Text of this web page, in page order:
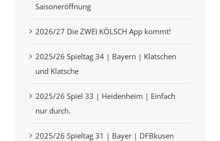
Saisoneröffnung
2026/27 Die ZWEI KÖLSCH App kommt!
2025/26 Spieltag 34 | Bayern | Klatschen
und Klatsche
2025/26 Spiel 33 | Heidenheim | Einfach
nur durch.
2025/26 Spieltag 31 | Bayer | DFBkusen